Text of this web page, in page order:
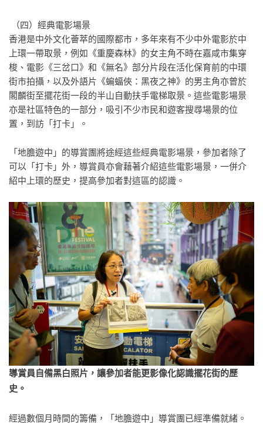
（四）經典電影場景
香港是中外文化薈萃的國際都市，多年來有不少中外電影於中
上環一帶取景，例如《重慶森林》的女主角不時在嘉咸市集穿
梭、電影《三岔口》和《無名》部分片段在活化保育前的中環
街市拍攝，以及外語片《蝙蝠俠：黑夜之神》的男主角亦曾於
閣麟街至擺花街一段的半山自動扶手電梯取景。這些電影場景
亦是社區特色的一部分，吸引不少市民和遊客搜尋場景的位
置，到訪「打卡」。
「地膽遊中」的導賞團將途經這些經典電影場景，參加者除了
可以「打卡」外，導賞員亦會藉著介紹這些電影場景，一併介
紹中上環的歷史，提高參加者對這區的認識。
導賞員自備黑白照片，讓參加者能更影像化認識擺花街的歷
史。
經過數個月時間的籌備，「地膽遊中」導賞團已經準備就緒。